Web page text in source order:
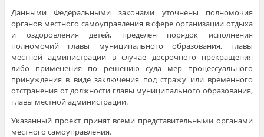
Данными Федеральными законами уточнены полномочия
органов местного самоуправления в сфере организации отдыха
и оздоровления детей, пределен порядок исполнения
полномочий главы муниципального образования, главы
местной администрации в случае досрочного прекращения
либо применения по решению суда мер процессуального
принуждения в виде заключения под стражу или временного
отстранения от должности главы муниципального образования,
главы местной администрации.
Указанный проект принят всеми представительными органами
местного самоуправления.